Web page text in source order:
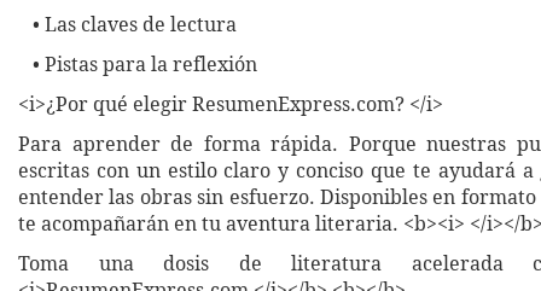
• Las claves de lectura
• Pistas para la reflexión
<i>¿Por qué elegir ResumenExpress.com? </i>
Para aprender de forma rápida. Porque nuestras
escritas con un estilo claro y conciso que te ayudará
entender las obras sin esfuerzo. Disponibles en
te acompañarán en tu aventura literaria. <b><i> </i></
Toma una dosis de literatura acelerada